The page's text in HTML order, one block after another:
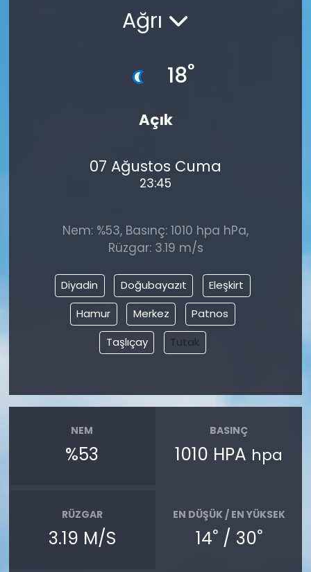
Ağrı
18°
Açık
07 Ağustos Cuma
23:45
Nem: %53, Basınç: 1010 hpa hPa,
Rüzgar: 3.19 m/s
Diyadin Doğubayazıt
Eleşkirt
Hamur
Merkez
Patnos
Taşlıçay
Tutak
NEM
%53
BASINÇ
1010 HPA hpa
RÜZGAR
3.19 M/S
EN DÜŞÜK / EN YÜKSEK
14°/ 30°